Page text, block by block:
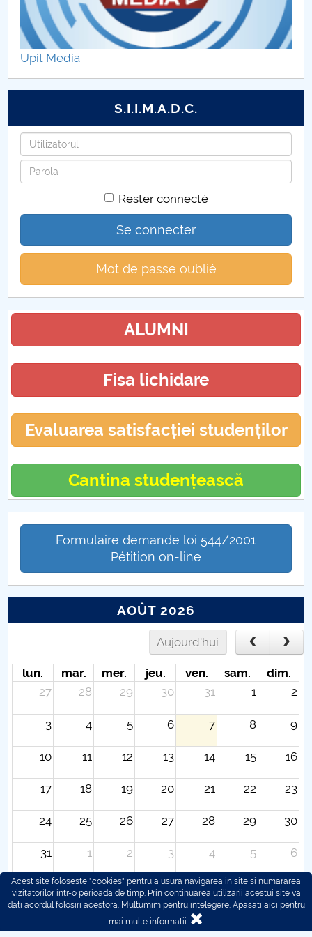
Upit Media
S.I.I.M.A.D.C.
Identifiant
Mot
de
Rester connecté
Se connecter
Mot de passe oublié
ALUMNI
Fisa lichidare
Evaluarea satisfacției studenților
Cantina studențească
Formulaire demande loi 544/2001
Pétition on-line
AOÛT 2026
Aujourd'hui
lun. mar. mer. jeu. ven. sam.
dim.
27
28 29 30 31 1 2
3 4 5 6 7 8 9
10 11 12 13 14 15 16
17 18 19 20 21 22 23
24 25 26 27 28 29 30
31 1 2 3 4 5 6
Acest site foloseste "cookies" pentru a usura navigarea in site si numararea
vizitatorilor intr-o perioada de timp. Prin continuarea utilizarii acestui site va
dati acordul folosiri acestora. Multumim pentru intelegere. Apasati aici pentru
mai multe informatii.